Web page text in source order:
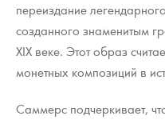
переиздание
созданного знаменитым
XIX веке. Этот образ
монетных композиций в
Саммерс подчеркивает,